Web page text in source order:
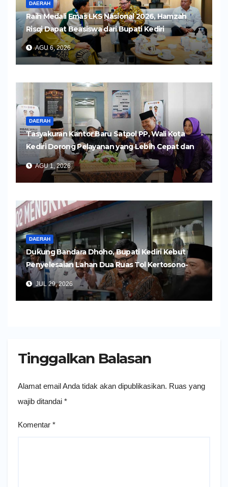
DAERAH
Raih Medali Emas LKS Nasional 2026, Hamzah
Risqi Dapat Beasiswa dari Bupati Kediri
AGU 6, 2026
DAERAH
Tasyakuran Kantor Baru Satpol PP, Wali Kota
Kediri Dorong Pelayanan yang Lebih Cepat dan
Humanis
AGU 1, 2026
DAERAH
Dukung Bandara Dhoho, Bupati Kediri Kebut
Penyelesaian Lahan Dua Ruas Tol Kertosono-
Kediri
JUL 29, 2026
Tinggalkan Balasan
Alamat email Anda tidak akan dipublikasikan. Ruas yang
wajib ditandai *
Komentar *